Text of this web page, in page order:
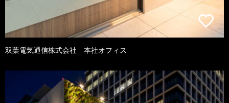
双葉電気通信株式会社 本社オフィス